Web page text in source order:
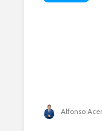
Alfonso